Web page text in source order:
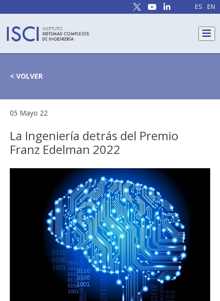
ES EN
< VOLVER
05 Mayo 22
La Ingeniería detrás del Premio
Franz Edelman 2022